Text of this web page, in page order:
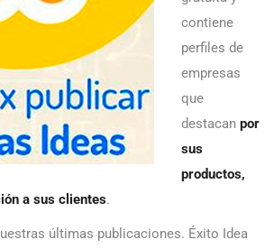
contiene
perfiles de
empresas
que
destacan por
sus
productos,
a sus clientes.
últimas publicaciones. Éxito Idea